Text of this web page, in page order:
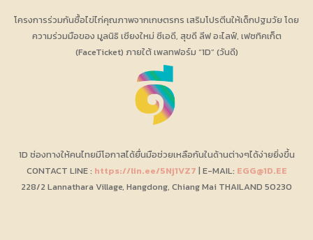
โครงการร่วมกันซื้อไข่ไก่คุณภาพจากเกษตรกร เสริมโปรตีนให้เด็กปฐมวัย โดย
ความร่วมมือของ มูลนิธิ เชียงใหม่ ซีเอดี, สุขดี ลีฟ อะไลฟ์, เฟซทิคเก็ต
(FaceTicket) ภายใต้ เพลทฟอร์ม “1D” (วันดี)
1D ช่องทางให้คนไทยมีโอกาสได้ยื่นมือช่วยเหลือกันในด้านต่างๆได้ง่ายยิ่งขึ้น
CONTACT LINE : https://lin.ee/5Nj1VZ7 | E-MAIL: EGG@1D.EE
228/2 Lannathara Village, Hangdong, Chiang Mai THAILAND 50230